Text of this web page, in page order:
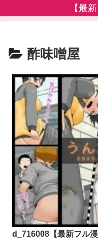
【最
酢味噌屋
d_716008【最新フル